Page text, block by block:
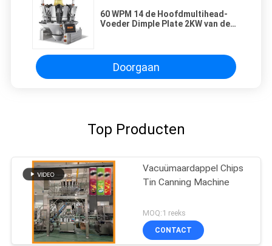
60 WPM 14 de Hoofdmultihead-
Voeder Dimple Plate 2KW van de
Doorgaan
Top Producten
Vacuümaardappel Chips
Tin Canning Machine
MOQ:1 reeks
CONTACT